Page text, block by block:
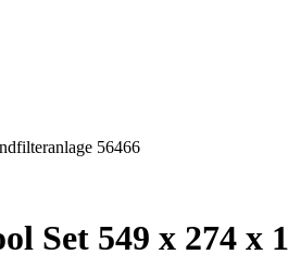
Set 549 x 274